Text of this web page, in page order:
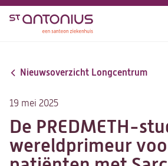
Overslaan
inhoud
Nieuwsoverzicht Longcentrum
19 mei 2025
De PREDMETH-
wereldprimeur